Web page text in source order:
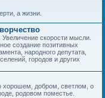
а жизни.
скорости мысли.
создание позитивных
народного депутата,
городов и других
хорошем, добром, светлом, о
родовом поместье.